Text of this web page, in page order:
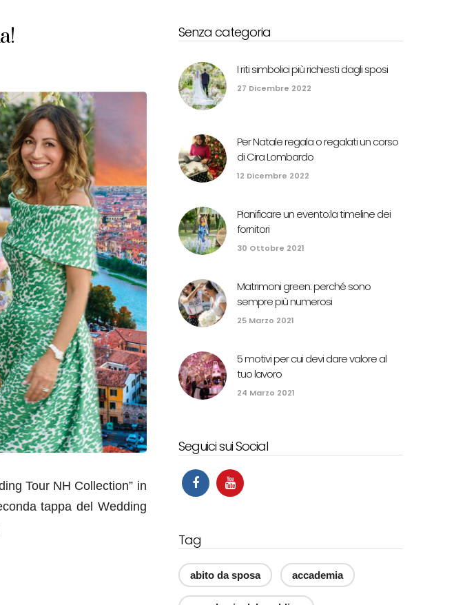
Tour NH Collection” in
tappa del Wedding
Senza categoria
I riti simbolici più richiesti dagli sposi
27 Dicembre 2022
Per Natale regala o regalati un corso
di Cira Lombardo
12 Dicembre 2022
Pianificare un evento:la timeline dei
fornitori
30 Ottobre 2021
Matrimoni green: perché sono
sempre più numerosi
25 Marzo 2021
5 motivi per cui devi dare valore al
tuo lavoro
24 Marzo 2021
Seguici sui Social
Tag
abito da sposa accademia